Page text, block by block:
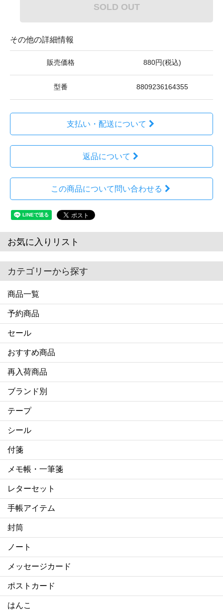
SOLD OUT
その他の詳細情報
販売価格 880円(税込)
型番 8809236164355
支払い・配送について
返品について
この商品について問い合わせる
お気に入りリスト
カテゴリーから探す
商品一覧
予約商品
セール
おすすめ商品
再入荷商品
ブランド別
テープ
シール
付箋
メモ帳・一筆箋
レターセット
手帳アイテム
封筒
ノート
メッセージカード
ポストカード
はんこ